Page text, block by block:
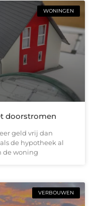
WONINGEN
doorstromen
geld vrij dan
de hypotheek al
de woning
VERBOUWEN